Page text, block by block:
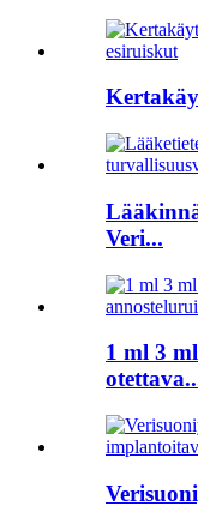
Veri...
1 ml 3